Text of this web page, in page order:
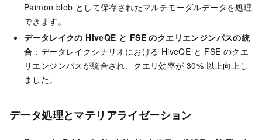
Paimon blob として保存されたマルチモーダルデータを処理
できます。
データレイクの HiveQE と FSE のクエリエンジンパスの統
合 ：データレイクシナリオにおける HiveQE と FSE のクエ
リエンジンパスが統合され、クエリ効率が 30% 以上向上し
ました。
データ処理とマテリアライゼーション